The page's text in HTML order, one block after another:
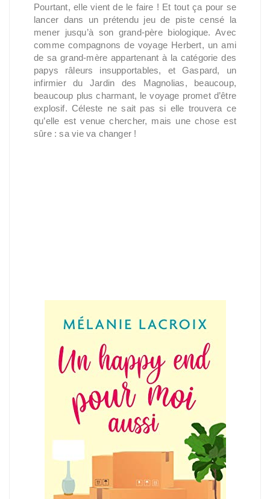
Pourtant, elle vient de le faire ! Et tout ça pour se
lancer dans un prétendu jeu de piste censé la
mener jusqu’à son grand-père biologique. Avec
comme compagnons de voyage Herbert, un ami
de sa grand-mère appartenant à la catégorie des
papys râleurs insupportables, et Gaspard, un
infirmier du Jardin des Magnolias, beaucoup,
beaucoup plus charmant, le voyage promet d’être
explosif. Céleste ne sait pas si elle trouvera ce
qu’elle est venue chercher, mais une chose est
sûre : sa vie va changer !